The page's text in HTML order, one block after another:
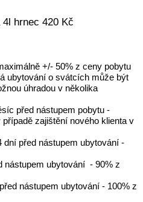
hrnec 420 Kč
+/- 50% z ceny pobytu
ubytování o svátcích může být
úhradou v několika
před nástupem pobytu -
zajištění nového klienta v
před nástupem ubytování -
nástupem ubytování - 90% z
nástupem ubytování - 100% z